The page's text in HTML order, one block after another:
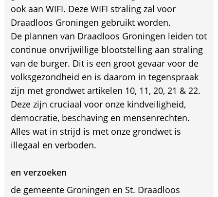
ook aan WIFI. Deze WIFI straling zal voor
Draadloos Groningen gebruikt worden.
De plannen van Draadloos Groningen leiden tot
continue onvrijwillige blootstelling aan straling
van de burger. Dit is een groot gevaar voor de
volksgezondheid en is daarom in tegenspraak
zijn met grondwet artikelen 10, 11, 20, 21 & 22.
Deze zijn cruciaal voor onze kindveiligheid,
democratie, beschaving en mensenrechten.
Alles wat in strijd is met onze grondwet is
illegaal en verboden.
en verzoeken
de gemeente Groningen en St. Draadloos